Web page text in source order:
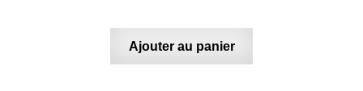
Ajouter au panier